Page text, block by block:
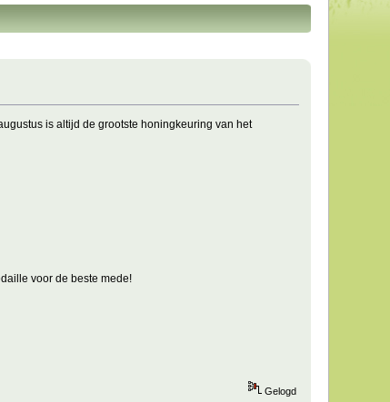
is altijd de grootste honingkeuring van het
voor de beste mede!
Gelogd